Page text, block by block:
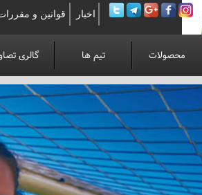
اخبار قوانین و
محصولات تیم ها گالری